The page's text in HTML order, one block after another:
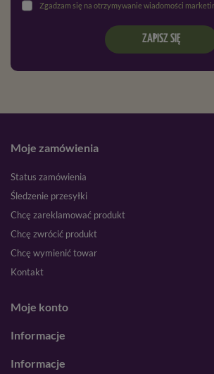
Zgadzam się na otrzymywanie wiadomości marketingowych na podany adres e-mail oraz
ZAPISZ SIĘ
Moje zamówienia
Status zamówienia
Śledzenie przesyłki
Chcę zareklamować produkt
Chcę zwrócić produkt
Chcę wymienić towar
Kontakt
Moje konto
Informacje
Informacje